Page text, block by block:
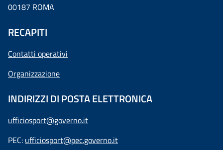
00187 ROMA
RECAPITI
Contatti operativi
Organizzazione
INDIRIZZI DI POSTA ELETTRONICA
ufficiosport@governo.it
PEC: ufficiosport@pec.governo.it